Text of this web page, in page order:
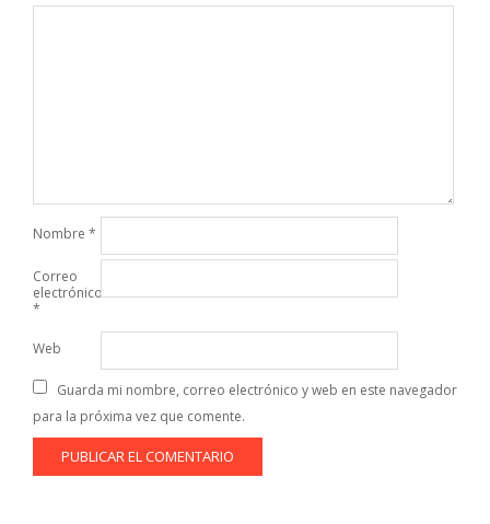
Nombre *
Correo
electrónico
*
Web
Guarda mi nombre, correo electrónico y web en este navegador
para la próxima vez que comente.